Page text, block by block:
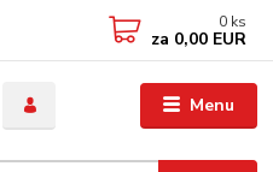
Menu
0 ks
za 0,00 EUR